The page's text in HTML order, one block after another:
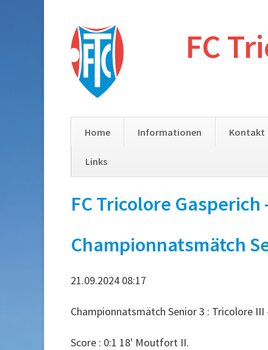
FC
Home Informationen Kontakt
Links
navigation
FC Tricolore Gasperich
Championnatsmätch
21.09.2024 08:17
Championnatsmätch Senior 3 : Tricolore
Score : 0:1 18' Moutfort II.